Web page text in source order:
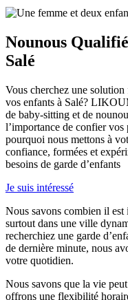
Nounous
Salé
Vous cherchez une
vos enfants à Salé?
de baby-sitting et de
l’importance de confier vos
pourquoi nous mettons à
confiance, formées et
besoins de garde d’enfants
Je suis intéressé
Nous savons combien il
surtout dans une ville
recherchiez une garde
de dernière minute, nous
votre quotidien.
Nous savons que la vie
offrons une flexibilité